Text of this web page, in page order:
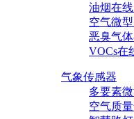
油烟在
空气微
恶臭气
VOCs在
气象传感器
多要素
空气质